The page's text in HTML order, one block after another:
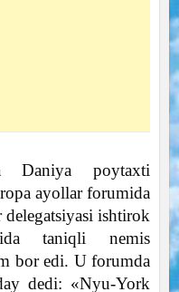
poytaxti
ayollar forumida
ishtirok
taniqli nemis
bor edi. U forumda
dedi: «Nyu-York